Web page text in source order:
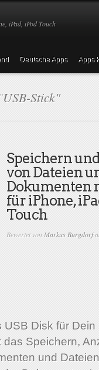
iPad, iPod Touch
Deutsche Apps Apps
USB-Stick"
Speichern
von Dateien
Dokumenten
für iPhone,
Touch
Bewertet vonMarkus Burgdorf
Disk für
Speichern,
und